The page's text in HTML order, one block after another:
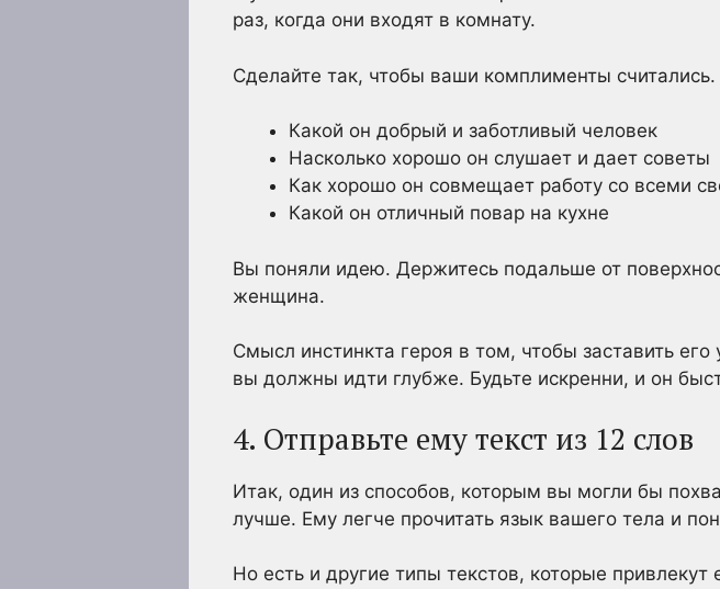
раз, когда они входят в комнату.
Сделайте так, чтобы ваши комплименты
Какой он добрый и заботливый человек
Насколько хорошо он слушает и дает советы
Как хорошо он совмещает работу со всеми
Какой он отличный повар на кухне
Вы поняли идею. Держитесь подальше от
женщина.
Смысл инстинкта героя в том, чтобы заставить
вы должны идти глубже. Будьте искренни, и он
4. Отправьте ему текст из 12 слов
Итак, один из способов, которым вы могли бы
лучше. Ему легче прочитать язык вашего тела и
Но есть и другие типы текстов, которые